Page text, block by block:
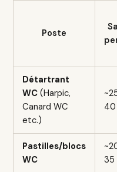
Poste
Détartrant
WC (Harpic,
Canard WC
etc.)
Pastilles/blocs
WC